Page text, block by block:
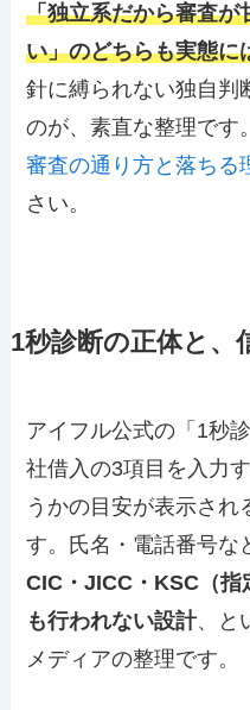
「独立系だから審査が
い」のどちらも実態に
針に縛られない独自判
のが、素直な整理です
審査の通り方と落ちる
さい。
1秒診断の正体と、
アイフル公式の「1秒
社借入の3項目を入力
うかの目安が表示さ
す。氏名・電話番号な
CIC・JICC・KSC（指
も行われない設計、と
メディアの整理です。